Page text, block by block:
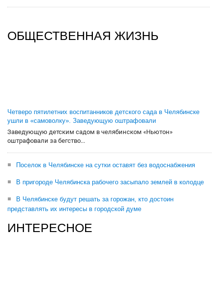
ОБЩЕСТВЕННАЯ ЖИЗНЬ
Четверо пятилетних воспитанников детского сада в Челябинске
ушли в «самоволку». Заведующую оштрафовали
Заведующую детским садом в челябинском «Ньютон»
оштрафовали за бегство...
Поселок в Челябинске на сутки оставят без водоснабжения
В пригороде Челябинска рабочего засыпало землей в колодце
В Челябинске будут решать за горожан, кто достоин
представлять их интересы в городской думе
ИНТЕРЕСНОЕ